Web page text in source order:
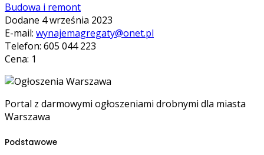
Budowa i remont
Dodane 4 września 2023
E-mail: wynajemagregaty@onet.pl
Telefon: 605 044 223
Cena: 1
Portal z darmowymi ogłoszeniami drobnymi dla miasta
Warszawa
Podstawowe